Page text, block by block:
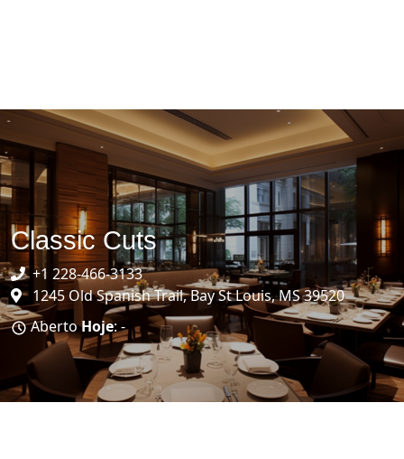
Classic Cuts
+1 228-466-3133
1245 Old Spanish Trail, Bay St Louis, MS 39520
AbertoHoje: -